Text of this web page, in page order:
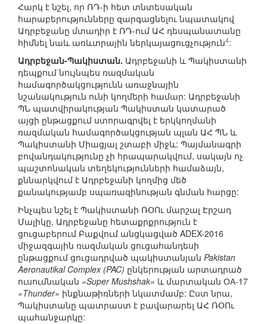
Հարկ է նշել, որ ՌԴ-ի հետ տնտեսական
հարաբերությունները զարգացնելու նպատակով
Ադրբեջանը մտադիր է ՌԴ-ում ԱՀ դեսպանատանը
հիմնել նաև առևտրային ներկայացուցչություն4:
Ադրբեջան-Պակիստան. Ադրբեջանի և Պակիստանի
դեպքում նույնպես ռազմական
համագործակցությունն առաջնային
նշանակություն ունի կողմերի համար: Ադրբեջանի
ՊՆ պատվիրակության Պակիստան կատարած
այցի ընթացքում ստորագրվել է երկկողմանի
ռազմական համագործակցության պլան ԱՀ ՊՆ և
Պակիստանի Միացյալ շտաբի միջև: Պայմանագրի
բովանդակությունը չի հրապարակվում, սակայն ոչ
պաշտոնական տեղեկությունների համաձայն,
քննարկվում է Ադրբեջանի կողմից մեծ
քանակությամբ սպառազինության գնման հարցը:
Ինչպես նշել է Պակիստանի ՌՕՈւ մարշալ Էրշադ
Մալիկը, Ադրբեջանը հետաքրքրություն է
ցուցաբերում Բաքվում անցկացված ADEX-2016
միջազգային ռազմական ցուցահանդեսի
ընթացքում ցուցադրված պակիստանյան Pakistan
Aeronautikal Complex (PAC) ընկերության արտադրած
ուսումնական «Super Mushshak» և մարտական ОА-17
«Thunder» ինքնաթիռների նկատմամբ: Ըստ նրա,
Պակիստանը պատրաստ է բավարարել ԱՀ ՌՕՈւ
պահանջարկը: